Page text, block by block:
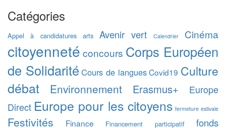
Catégories
Appel à candidatures arts Avenir vert Calendrier Cinéma
citoyenneté concours Corps Européen
de Solidarité Cours de langues Covid19 Culture
débat Environnement Erasmus+
Europe
Direct Europe pour les citoyens fermeture estivale
Festivités Finance Financement participatif
fonds